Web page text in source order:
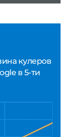
кулеров
в 5-ти